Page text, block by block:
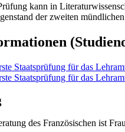
kann in
der zweiten
Staatsprüfung für das
Staatsprüfung für das
des Französischen ist Frau